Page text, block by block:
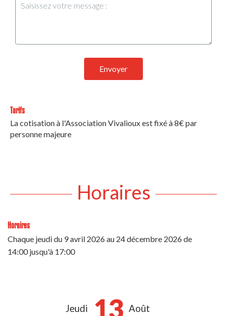
Envoyer
Tarifs
La cotisation à l'Association Vivalioux est fixé à 8€ par
personne majeure
Horaires
Horaires
Chaque jeudi du 9 avril 2026au 24 décembre 2026de
14:00 jusqu'à 17:00
Jeudi 13 Août